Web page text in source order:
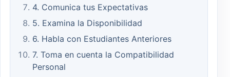
4. Comunica tus Expectativas
5. Examina la Disponibilidad
6. Habla con Estudiantes Anteriores
7. Toma en cuenta la Compatibilidad
Personal